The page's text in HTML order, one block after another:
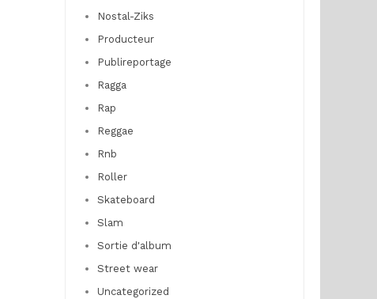
Nostal-Ziks
Producteur
Publireportage
Ragga
Rap
Reggae
Rnb
Roller
Skateboard
Slam
Sortie d'album
Street wear
Uncategorized